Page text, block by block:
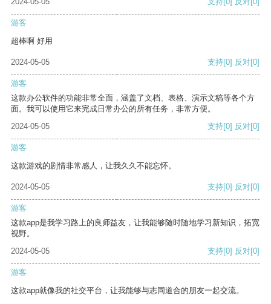
游客
超棒啊 好用
2024-05-05 支持[0] 反对[0]
游客
这款办公软件的功能非常全面，涵盖了文档、表格、演示文稿等各个方
面。我可以使用它来完成日常办公的所有任务，非常方便。
2024-05-05
支持[0] 反对[0]
游客
这款游戏的剧情非常感人，让我久久不能忘怀。
2024-05-05 支持[0] 反对[0]
游客
这款app是我学习路上的良师益友，让我能够随时随地学习新知识，拓宽
视野。
2024-05-05
支持[0] 反对[0]
游客
这款app就像我的社交平台，让我能够与志同道合的朋友一起交流。